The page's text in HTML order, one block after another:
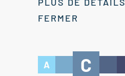
FERMER
A C